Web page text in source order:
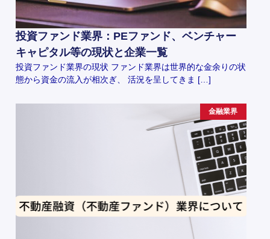
投資ファンド業界：PEファンド、ベンチャー
キャピタル等の現状と企業一覧
投資ファンド業界の現状 ファンド業界は世界的な金余りの状
態から資金の流入が相次ぎ、 活況を呈してきま […]
金融業界